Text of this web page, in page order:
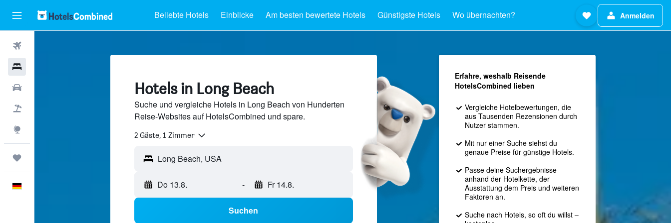
Beliebte Hotels Einblicke Am besten bewertete Hotels Günstigste Hotels Wo übernachten? Anmelden
Hotels in Long Beach
Suche und vergleiche Hotels in Long Beach von Hunderten
Reise-Websites auf HotelsCombined und spare.
2 Gäste, 1 Zimmer
Long Beach, USA
Do 13.8. - Fr 14.8.
Suchen
Erfahre, weshalb Reisende
HotelsCombined lieben
Vergleiche Hotelbewertungen, die
aus Tausenden Rezensionen durch
Nutzer stammen.
Mit nur einer Suche siehst du
genaue Preise für günstige Hotels.
Passe deine Suchergebnisse
anhand der Hotelkette, der
Ausstattung dem Preis und weiteren
Faktoren an.
Suche nach Hotels, so oft du willst –